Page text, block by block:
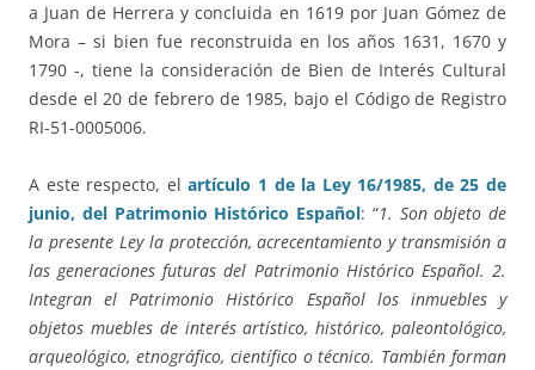
a Juan de Herrera y concluida en 1619 por Juan Gómez de
Mora – si bien fue reconstruida en los años 1631, 1670 y
1790 -, tiene la consideración de Bien de Interés Cultural
desde el 20 de febrero de 1985, bajo el Código de Registro
RI-51-0005006.
A este respecto, elartículo 1 de la Ley 16/1985, de 25 de
junio, del Patrimonio Histórico Español: “1. Son objeto de
la presente Ley la protección, acrecentamiento y transmisión a
las generaciones futuras del Patrimonio Histórico Español. 2.
Integran el Patrimonio Histórico Español los inmuebles y
objetos muebles de interés artístico, histórico, paleontológico,
arqueológico, etnográfico, científico o técnico. También forman